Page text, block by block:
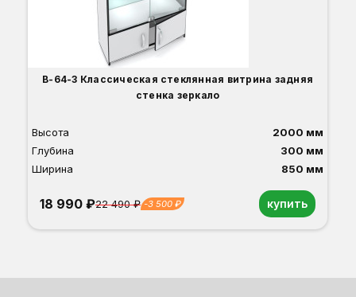
В-64-З Классическая стеклянная витрина задняя
стенка зеркало
Высота
2000 мм
Глубина
300 мм
Ширина
850 мм
18 990 ₽22 490 ₽ -3 500 ₽ купить